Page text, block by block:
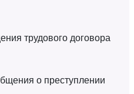
трудового договора
о преступлении